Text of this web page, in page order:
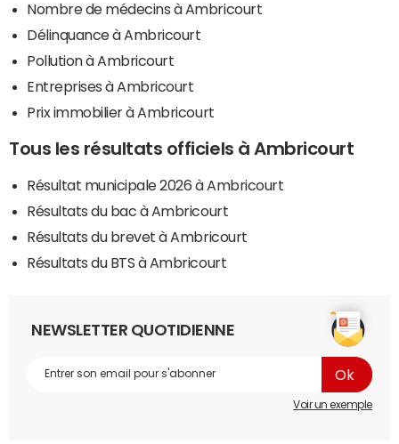
Nombre de médecins à Ambricourt
Délinquance à Ambricourt
Pollution à Ambricourt
Entreprises à Ambricourt
Prix immobilier à Ambricourt
Tous les résultats officiels à Ambricourt
Résultat municipale 2026 à Ambricourt
Résultats du bac à Ambricourt
Résultats du brevet à Ambricourt
Résultats du BTS à Ambricourt
NEWSLETTER QUOTIDIENNE
Voir un exemple